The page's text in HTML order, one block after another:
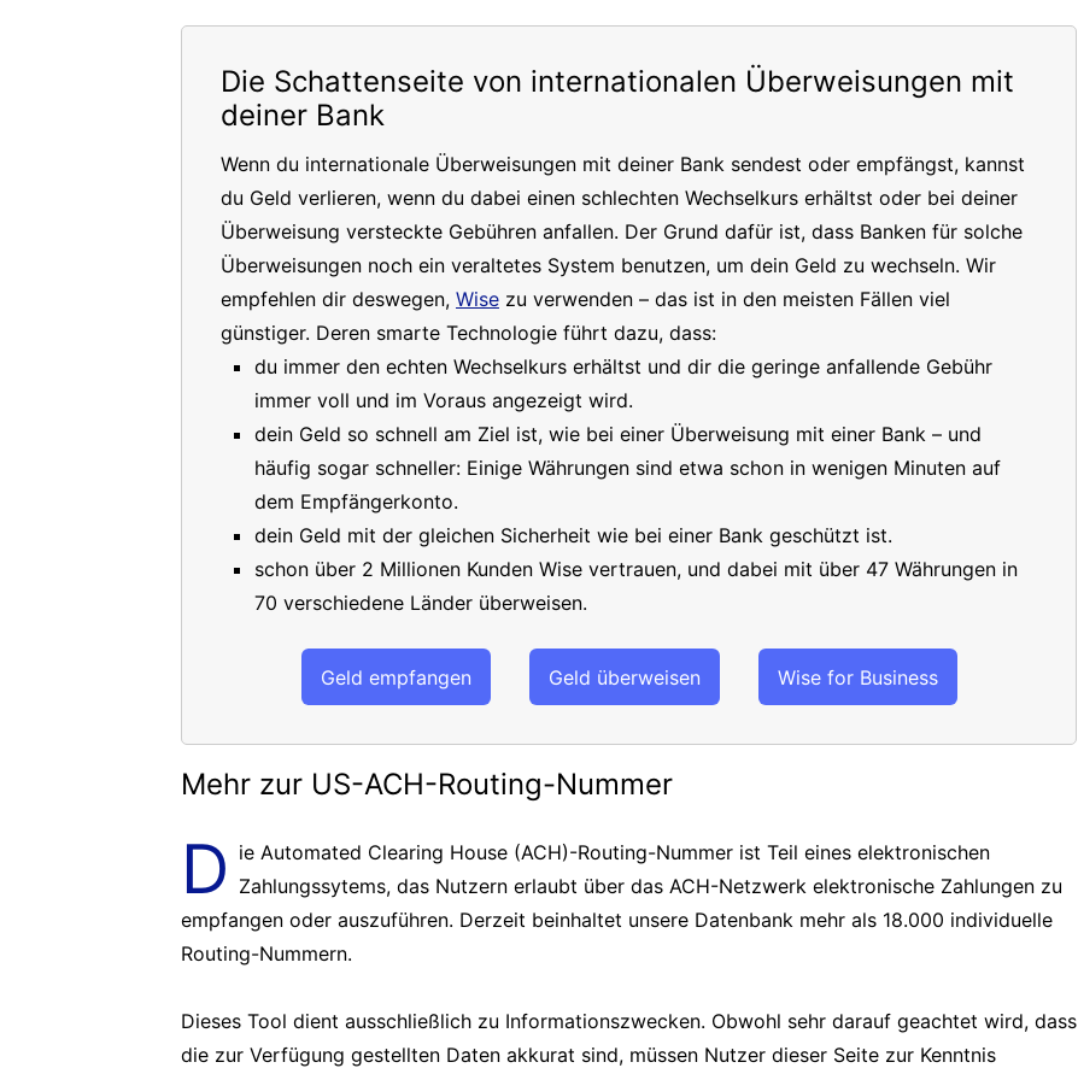
Die Schattenseite von internationalen Überweisungen mit
deiner Bank
Wenn du internationale Überweisungen mit deiner Bank sendest oder empfängst, kannst
du Geld verlieren, wenn du dabei einen schlechten Wechselkurs erhältst oder bei deiner
Überweisung versteckte Gebühren anfallen. Der Grund dafür ist, dass Banken für solche
Überweisungen noch ein veraltetes System benutzen, um dein Geld zu wechseln. Wir
empfehlen dir deswegen, Wise zu verwenden – das ist in den meisten Fällen viel
günstiger. Deren smarte Technologie führt dazu, dass:
du immer den echten Wechselkurs erhältst und dir die geringe anfallende Gebühr
immer voll und im Voraus angezeigt wird.
dein Geld so schnell am Ziel ist, wie bei einer Überweisung mit einer Bank – und
häufig sogar schneller: Einige Währungen sind etwa schon in wenigen Minuten auf
dem Empfängerkonto.
dein Geld mit der gleichen Sicherheit wie bei einer Bank geschützt ist.
schon über 2 Millionen Kunden Wise vertrauen, und dabei mit über 47 Währungen in
70 verschiedene Länder überweisen.
Geld empfangen Geld überweisen Wise for Business
Mehr zur US-ACH-Routing-Nummer
D ie Automated Clearing House (ACH)-Routing-Nummer ist Teil eines elektronischen
Zahlungssytems, das Nutzern erlaubt über das ACH-Netzwerk elektronische Zahlungen zu
empfangen oder auszuführen. Derzeit beinhaltet unsere Datenbank mehr als 18.000 individuelle
Routing-Nummern.
Dieses Tool dient ausschließlich zu Informationszwecken. Obwohl sehr darauf geachtet wird, dass
die zur Verfügung gestellten Daten akkurat sind, müssen Nutzer dieser Seite zur Kenntnis